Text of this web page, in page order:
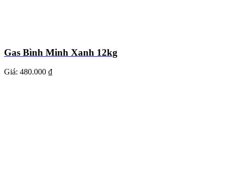
Gas Bình Minh Xanh 12kg
Giá: 480.000 ₫